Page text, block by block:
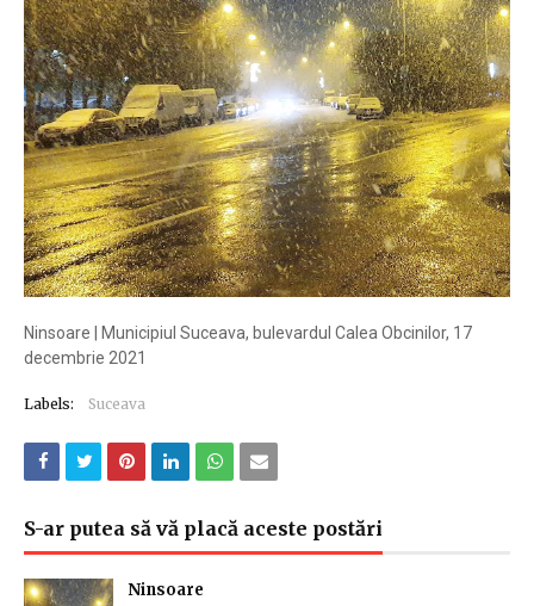
Ninsoare | Municipiul Suceava, bulevardul Calea Obcinilor, 17
decembrie 2021
Labels: Suceava
S-ar putea să vă placă aceste postări
Ninsoare